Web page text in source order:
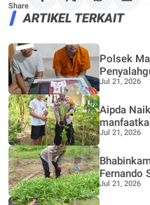
Share
ARTIKEL TERKAIT
Polsek
Jul 21, 2026
Aipda
Produktif,
Jul 21, 2026
Fernando
dalam
Jul 21, 2026